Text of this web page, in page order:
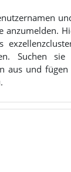
anzumelden.
Suchen
aus und